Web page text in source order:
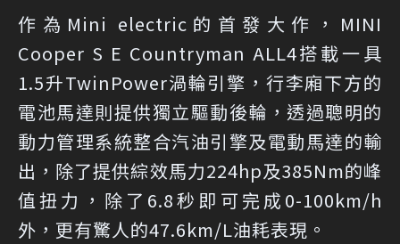
作為Mini electric的首發大作，MINI
Cooper S E Countryman ALL4搭載一具
1.5升TwinPower渦輪引擎，行李廂下方的
電池馬達則提供獨立驅動後輪，透過聰明的
動力管理系統整合汽油引擎及電動馬達的輸
出，除了提供綜效馬力224hp及385Nm的峰
值扭力，除了6.8秒即可完成0-100km/h
外，更有驚人的47.6km/L油耗表現。